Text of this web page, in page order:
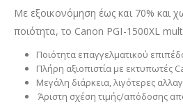
Με εξοικονόμηση έως και 70% και
ποιότητα, το Canon PGI-1500XL
Ποιότητα επαγγελματικού
Πλήρη αξιοπιστία με εκτυπωτές
Μεγάλη διάρκεια, λιγότερες
Άριστη σχέση τιμής/απόδοσης